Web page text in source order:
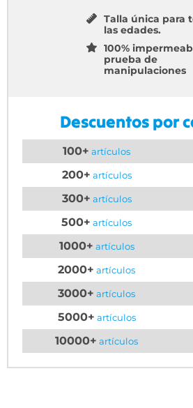
Talla única para
las edades.
100%
prueba de
manipulaciones
Descuentos por
100+ artículos
200+ artículos
300+ artículos
500+ artículos
1000+ artículos
2000+ artículos
3000+ artículos
5000+ artículos
10000+ artículos